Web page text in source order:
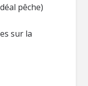
pêche)
sur la